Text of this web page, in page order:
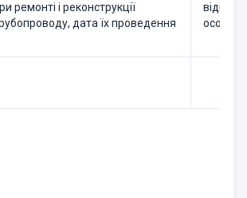
ремонті і реконструкції
дата їх проведення
особи